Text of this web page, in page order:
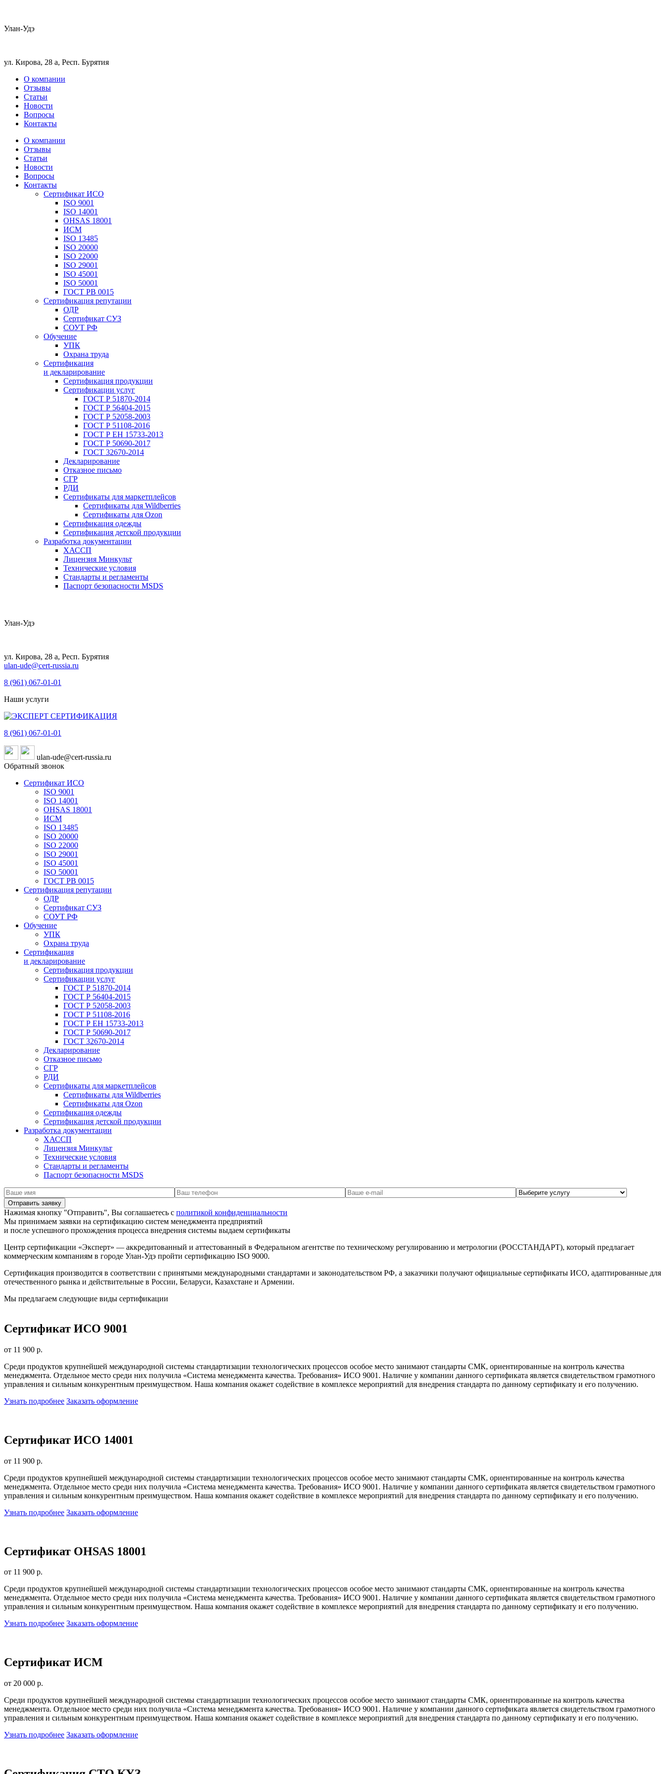
Улан-Удэ
ул. Кирова, 28 а, Респ. Бурятия
О компании
Отзывы
Статьи
Новости
Вопросы
Контакты
О компании
Отзывы
Статьи
Новости
Вопросы
Контакты
Сертификат ИСО
ISO 9001
ISO 14001
OHSAS 18001
ИСМ
ISO 13485
ISO 20000
ISO 22000
ISO 29001
ISO 45001
ISO 50001
ГОСТ РВ 0015
Сертификация репутации
ОДР
Сертификат СУЗ
СОУТ РФ
Обучение
УПК
Охрана труда
Сертификация
и декларирование
Сертификация продукции
Сертификации услуг
ГОСТ Р 51870-2014
ГОСТ Р 56404-2015
ГОСТ Р 52058-2003
ГОСТ Р 51108-2016
ГОСТ Р ЕН 15733-2013
ГОСТ Р 50690-2017
ГОСТ 32670-2014
Декларирование
Отказное письмо
СГР
РДИ
Сертификаты для маркетплейсов
Сертификаты для Wildberries
Сертификаты для Ozon
Сертификация одежды
Сертификация детской продукции
Разработка документации
ХАССП
Лицензия Минкульт
Технические условия
Стандарты и регламенты
Паспорт безопасности MSDS
Улан-Удэ
ул. Кирова, 28 а, Респ. Бурятия
ulan-ude@cert-russia.ru
8 (961) 067-01-01
Наши услуги
8 (961) 067-01-01
ulan-ude@cert-russia.ru
Обратный звонок
Сертификат ИСО
ISO 9001
ISO 14001
OHSAS 18001
ИСМ
ISO 13485
ISO 20000
ISO 22000
ISO 29001
ISO 45001
ISO 50001
ГОСТ РВ 0015
Сертификация репутации
ОДР
Сертификат СУЗ
СОУТ РФ
Обучение
УПК
Охрана труда
Сертификация
и декларирование
Сертификация продукции
Сертификации услуг
ГОСТ Р 51870-2014
ГОСТ Р 56404-2015
ГОСТ Р 52058-2003
ГОСТ Р 51108-2016
ГОСТ Р ЕН 15733-2013
ГОСТ Р 50690-2017
ГОСТ 32670-2014
Декларирование
Отказное письмо
СГР
РДИ
Сертификаты для маркетплейсов
Сертификаты для Wildberries
Сертификаты для Ozon
Сертификация одежды
Сертификация детской продукции
Разработка документации
ХАССП
Лицензия Минкульт
Технические условия
Стандарты и регламенты
Паспорт безопасности MSDS
Нажимая кнопку "Отправить", Вы соглашаетесь с политикой конфиденциальности
Мы принимаем заявки на сертификацию систем менеджмента предприятий
и после успешного прохождения процесса внедрения системы выдаем сертификаты
Центр сертификации «Эксперт» — аккредитованный и аттестованный в Федеральном агентстве по техническому регулированию и метрологии (РОССТАНДАРТ), который предлагает
коммерческим компаниям в городе Улан-Удэ пройти сертификацию ISO 9000.
Сертификация производится в соответствии с принятыми международными стандартами и законодательством РФ, а заказчики получают официальные сертификаты ИСО, адаптированные для
отечественного рынка и действительные в России, Беларуси, Казахстане и Армении.
Мы предлагаем следующие виды сертификации
Сертификат ИСО 9001
от 11 900 р.
Среди продуктов крупнейшей международной системы стандартизации технологических процессов особое место занимают стандарты СМК, ориентированные на контроль качества
менеджмента. Отдельное место среди них получила «Система менеджмента качества. Требования» ИСО 9001. Наличие у компании данного сертификата является свидетельством грамотного
управления и сильным конкурентным преимуществом. Наша компания окажет содействие в комплексе мероприятий для внедрения стандарта по данному сертификату и его получению.
Узнать подробнее Заказать оформление
Сертификат ИСО 14001
от 11 900 р.
Среди продуктов крупнейшей международной системы стандартизации технологических процессов особое место занимают стандарты СМК, ориентированные на контроль качества
менеджмента. Отдельное место среди них получила «Система менеджмента качества. Требования» ИСО 9001. Наличие у компании данного сертификата является свидетельством грамотного
управления и сильным конкурентным преимуществом. Наша компания окажет содействие в комплексе мероприятий для внедрения стандарта по данному сертификату и его получению.
Узнать подробнее Заказать оформление
Сертификат OHSAS 18001
от 11 900 р.
Среди продуктов крупнейшей международной системы стандартизации технологических процессов особое место занимают стандарты СМК, ориентированные на контроль качества
менеджмента. Отдельное место среди них получила «Система менеджмента качества. Требования» ИСО 9001. Наличие у компании данного сертификата является свидетельством грамотного
управления и сильным конкурентным преимуществом. Наша компания окажет содействие в комплексе мероприятий для внедрения стандарта по данному сертификату и его получению.
Узнать подробнее Заказать оформление
Сертификат ИСМ
от 20 000 р.
Среди продуктов крупнейшей международной системы стандартизации технологических процессов особое место занимают стандарты СМК, ориентированные на контроль качества
менеджмента. Отдельное место среди них получила «Система менеджмента качества. Требования» ИСО 9001. Наличие у компании данного сертификата является свидетельством грамотного
управления и сильным конкурентным преимуществом. Наша компания окажет содействие в комплексе мероприятий для внедрения стандарта по данному сертификату и его получению.
Узнать подробнее Заказать оформление